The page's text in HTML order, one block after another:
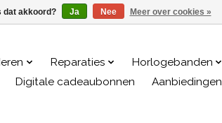
Reparaties Horlogebanden
Digitale cadeaubonnen Aanbiedingen
dat akkoord? Ja Nee Meer over cookies »